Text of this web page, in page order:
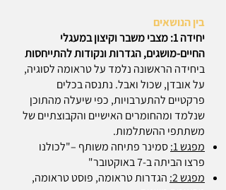
בין הנושאים
יחידה 1: מצבי משבר וקיצון במעגלי
החיים-מושגים, הגדרות ונקודות להתייחסות
ביחידה הראשונה נלמד על טראומה לסוגיה,
על אובדן, שכול ואבל. נתנסה בכלים
פרקטיים להתערבויות, כפישיעלה מהתוכן
שנלמד ומהחומרים האישיים והקבוצתיים של
משתתפי ההשתלמות.
מפגש 1:
סמינר פתיחה משותף –"לכולנו
פרצו הביתה ב-7 באוקטובר"
מפגש 2:
הגדרות טראומה, פוסט טראומה,